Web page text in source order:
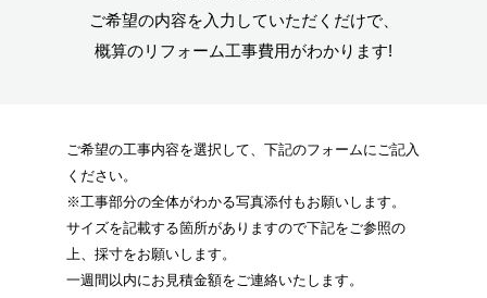
ご希望の内容を入力していただくだけで、
概算のリフォーム工事費用がわかります!
ご希望の工事内容を選択して、下記のフォームにご記入
ください。
※工事部分の全体がわかる写真添付もお願いします。
サイズを記載する箇所がありますので下記をご参照の
上、採寸をお願いします。
一週間以内にお見積金額をご連絡いたします。